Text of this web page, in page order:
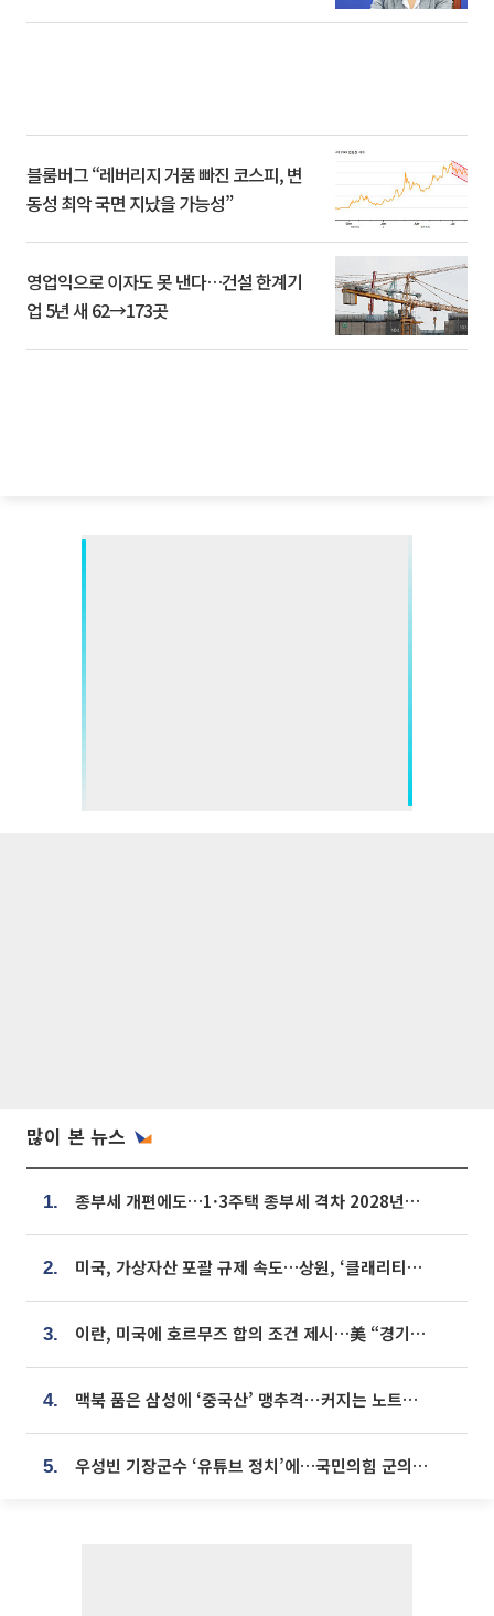
블룸버그 “레버리지 거품 빠진 코스피, 변
동성 최악 국면 지났을 가능성”
영업익으로 이자도 못 낸다…건설 한계기
업 5년 새 62→173곳
많이 본 뉴스
1. 종부세 개편에도…1·3주택 종부세 격차 2028년부터 확대
2. 미국, 가상자산 포괄 규제 속도…상원, ‘클래리티법’ 9월 절차투표 추진
3. 이란, 미국에 호르무즈 합의 조건 제시…美 “경기 아직 안 끝나” [종합]
4. 맥북 품은 삼성에 ‘중국산’ 맹추격⋯커지는 노트북 OLED 시장
5. 우성빈 기장군수 ‘유튜브 정치’에…국민의힘 군의원들 집단 반발